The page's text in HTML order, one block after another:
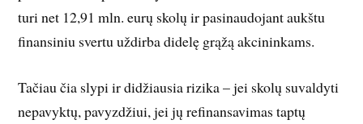
turi net 12,91 mln. eurų skolų ir pasinaudojant aukštu
finansiniu svertu uždirba didelę grąžą akcininkams.
Tačiau čia slypi ir didžiausia rizika – jei skolų suvaldyti
nepavyktų, pavyzdžiui, jei jų refinansavimas taptų